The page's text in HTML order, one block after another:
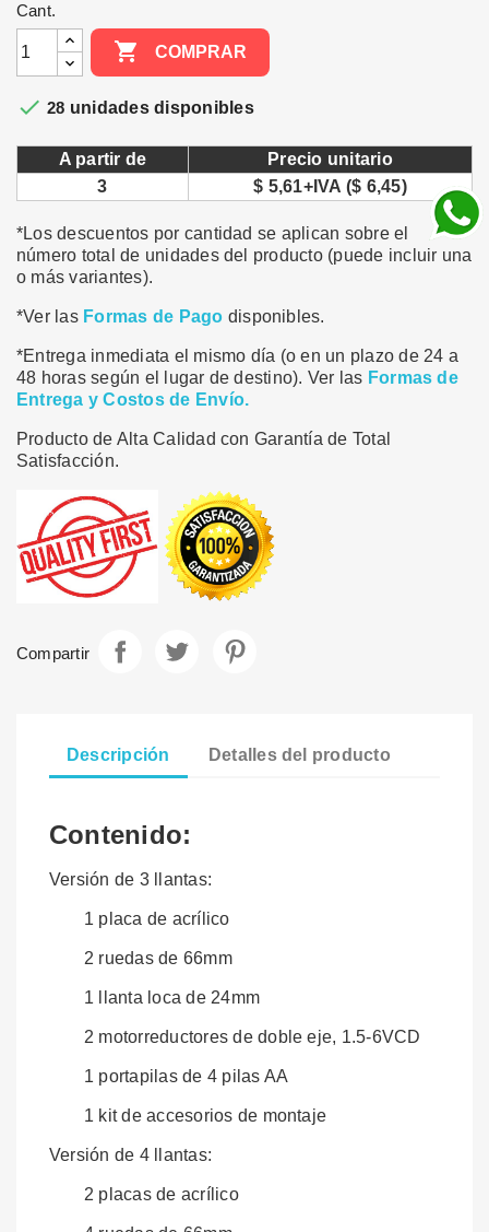
Cant.
 COMPRAR
 28 unidades disponibles
A partir de
Precio unitario
3
$ 5,61+IVA ($ 6,45)
*Los descuentos por cantidad se aplican sobre el
número total de unidades del producto (puede incluir una
o más variantes).
*Ver las Formas de Pago disponibles.
*Entrega inmediata el mismo día (o en un plazo de 24 a
48 horas según el lugar de destino). Ver las Formas de
Entrega y Costos de Envío.
Producto de Alta Calidad con Garantía de Total
Satisfacción.
Compartir
Descripción Detalles del producto
Contenido:
Versión de 3 llantas:
1 placa de acrílico
2 ruedas de 66mm
1 llanta loca de 24mm
2 motorreductores de doble eje, 1.5-6VCD
1 portapilas de 4 pilas AA
1 kit de accesorios de montaje
Versión de 4 llantas:
2 placas de acrílico